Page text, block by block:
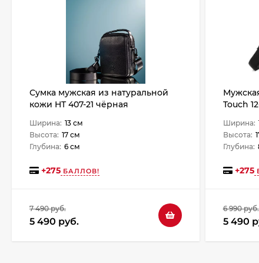
Сумка мужская из натуральной
кожи HT 407-21 чёрная
Ширина: 13 см
Высота: 17 см
Глубина: 6 см
+275 БАЛЛОВ!
7 490 руб.
5 490 руб.
Touch
Ширина:
Высота:
Глубина:
+275
6 990 руб.
5 490